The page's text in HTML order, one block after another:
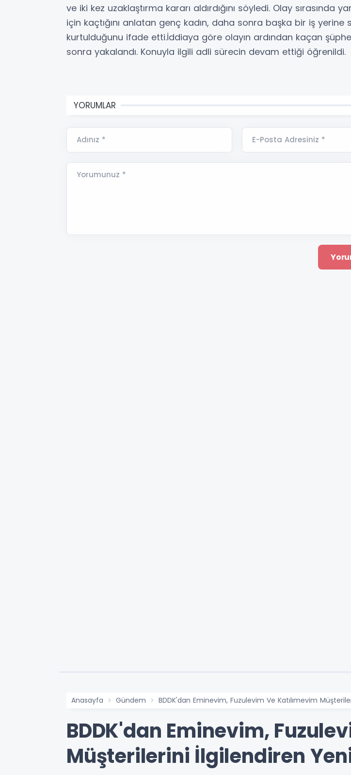
ve iki kez uzaklaştırma kararı aldırdığını söyledi. Olay sırasında
için kaçtığını anlatan genç kadın, daha sonra başka bir iş yerine
kurtulduğunu ifade etti.İddiaya göre olayın ardından kaçan
sonra yakalandı. Konuyla ilgili adli sürecin devam ettiği öğrenildi.
YORUMLAR
Adınız * E-Posta Adresiniz *
Yorumunuz *
Anasayfa Gündem BDDK'dan Eminevim, Fuzulevim Ve Katılımevim
BDDK'dan Eminevim,
Müşterilerini İlgilendiren